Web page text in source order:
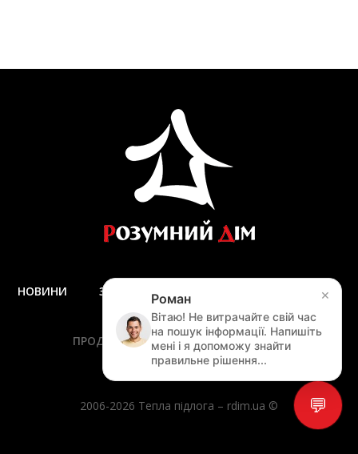
НОВИНИ ЗАПИТАННЯ ТА ВІДПОВІДІ
ДОСТАВКА
ЗАМІР
ПРОДУКЦІЯ ПОСЛУГИ
АКЦІЇ
НАВІГАЦІЯ ПО САЙТУ
2006-2026 Тепла підлога – rdim.ua © 💬
Роман
Вітаю! Не витрачайте свій час
на пошук інформації. Напишіть
мені і я допоможу знайти
правильне рішення...
×